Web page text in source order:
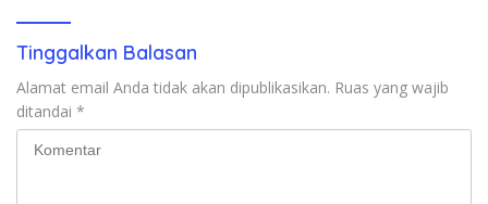
Tinggalkan Balasan
Alamat email Anda tidak akan dipublikasikan. Ruas yang wajib
ditandai *